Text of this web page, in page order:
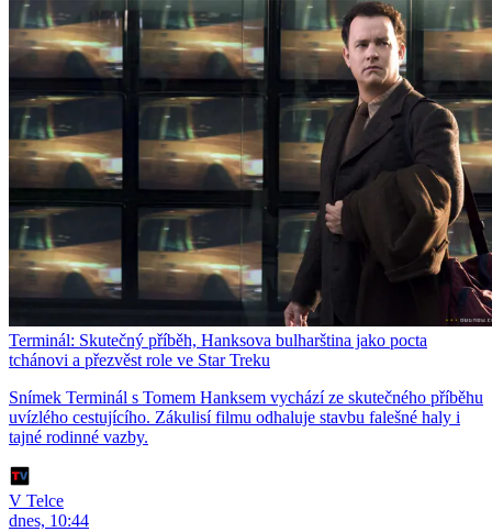
Terminál: Skutečný příběh, Hanksova bulharština jako pocta
tchánovi a přezvěst role ve Star Treku
Snímek Terminál s Tomem Hanksem vychází ze skutečného příběhu
uvízlého cestujícího. Zákulisí filmu odhaluje stavbu falešné haly i
tajné rodinné vazby.
V Telce
dnes, 10:44